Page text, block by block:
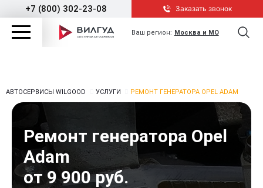
+7 (800) 302-23-08 Заказать звонок
Ваш регион: Москва и МО
АВТОСЕРВИСЫ WILGOOD УСЛУГИ РЕМОНТ ГЕНЕРАТОРА OPEL ADAM
Ремонт генератора Opel
Adam
от 9 900 руб.